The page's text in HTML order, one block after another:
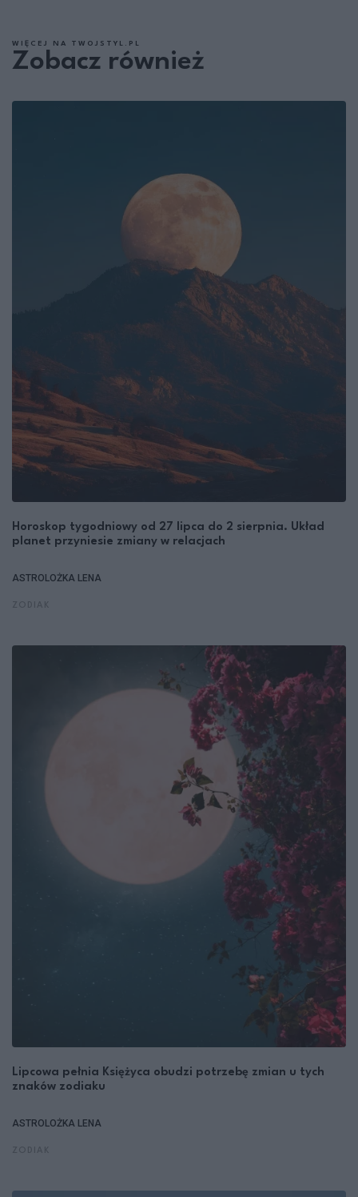
WIĘCEJ NA TWOJSTYL.PL
Zobacz również
Horoskop tygodniowy od 27 lipca do 2 sierpnia. Układ
planet przyniesie zmiany w relacjach
ASTROLOŻKA LENA
Lipcowa pełnia Księżyca obudzi potrzebę zmian u tych
znaków zodiaku
ASTROLOŻKA LENA